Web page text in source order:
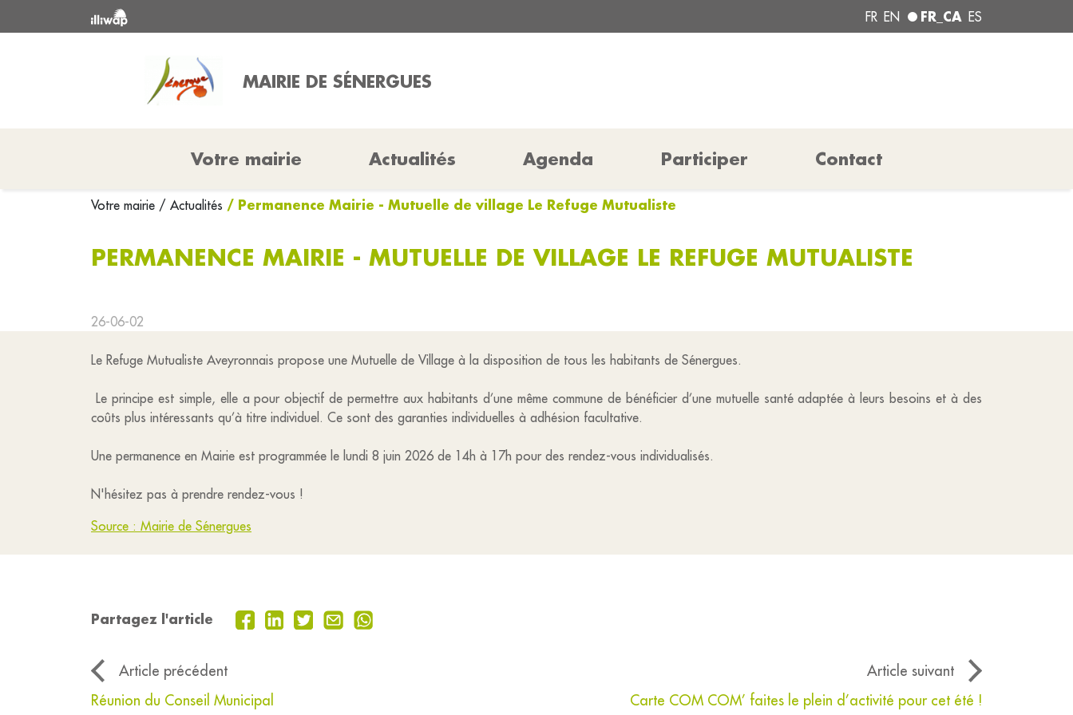
FR EN FR_CA ES
MAIRIE DE SÉNERGUES
Votre mairie Actualités Agenda Participer Contact
Votre mairie / Actualités / Permanence Mairie - Mutuelle de village Le Refuge Mutualiste
PERMANENCE MAIRIE - MUTUELLE DE VILLAGE LE REFUGE MUTUALISTE
26-06-02
Le Refuge Mutualiste Aveyronnais propose une Mutuelle de Village à la disposition de tous les habitants de Sénergues.
Le principe est simple, elle a pour objectif de permettre aux habitants d’une même commune de bénéficier d’une mutuelle santé adaptée à leurs besoins et à des
coûts plus intéressants qu’à titre individuel. Ce sont des garanties individuelles à adhésion facultative.
Une permanence en Mairie est programmée le lundi 8 juin 2026 de 14h à 17h pour des rendez-vous individualisés.
N'hésitez pas à prendre rendez-vous !
Source : Mairie de Sénergues
Partagez l'article
Article précédent
Article suivant
Réunion du Conseil Municipal
Carte COM COM’ faites le plein d’activité pour cet été !